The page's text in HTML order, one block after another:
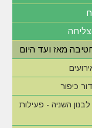
מאז ועד היום
כיפור
השניה - פעילות